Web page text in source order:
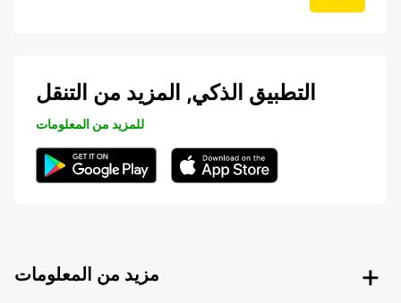
التطبيق الذكي, المزيد من التنقل
للمزيد من المعلومات
مزيد من المعلومات